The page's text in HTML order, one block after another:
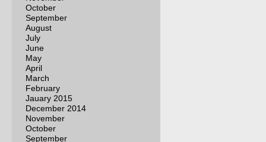
October
September
August
July
June
May
April
March
February
Jauary 2015
December 2014
November
October
September